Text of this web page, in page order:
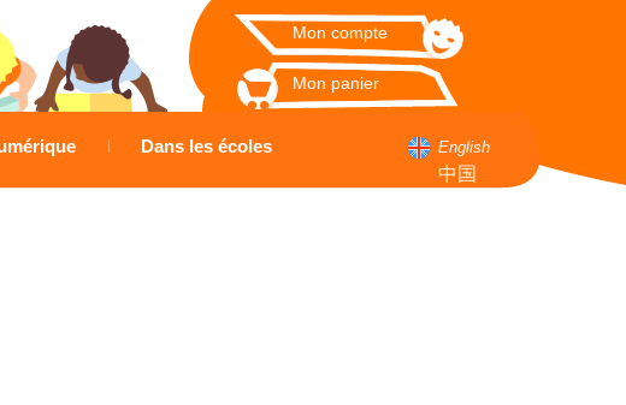
Mon compte
Mon panier
Dans les écoles English
中国